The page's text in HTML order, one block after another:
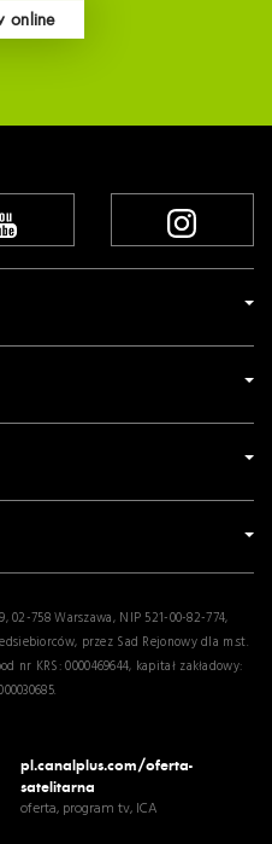
online
02-758 Warszawa, NIP 521-00-82-774,
przez Sad Rejonowy dla m.st.
nr KRS: 0000469644, kapitał zakładowy:
pl.canalplus.com/oferta-
satelitarna
oferta, program tv, ICA